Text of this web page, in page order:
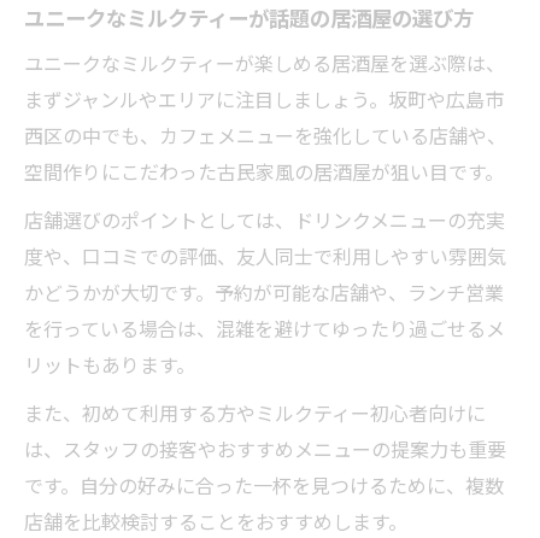
ユニークなミルクティーが話題の居酒屋の選び方
ユニークなミルクティーが楽しめる居酒屋を選ぶ際は、
まずジャンルやエリアに注目しましょう。坂町や広島市
西区の中でも、カフェメニューを強化している店舗や、
空間作りにこだわった古民家風の居酒屋が狙い目です。
店舗選びのポイントとしては、ドリンクメニューの充実
度や、口コミでの評価、友人同士で利用しやすい雰囲気
かどうかが大切です。予約が可能な店舗や、ランチ営業
を行っている場合は、混雑を避けてゆったり過ごせるメ
リットもあります。
また、初めて利用する方やミルクティー初心者向けに
は、スタッフの接客やおすすめメニューの提案力も重要
です。自分の好みに合った一杯を見つけるために、複数
店舗を比較検討することをおすすめします。